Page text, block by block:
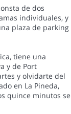
de dos
individuales, y
plaza de parking
tiene una
y de Port
y olvidarte del
en La Pineda,
quince minutos se